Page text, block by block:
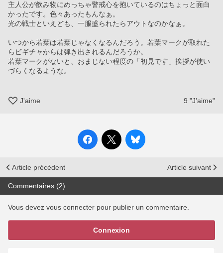
主人公が飲み物にめっちゃ警戒心を抱いているのはちょっと面白
かったです。色々あったもんなぁ。
光の戦士といえども、一服盛られたらアウトなのかなぁ。
いつから若葉は若葉じゃなくなるんだろう。若葉マークが取れた
らビギチャからは弾き出されるんだろうか。
若葉マークがないと、おまじない程度の「初見です」挨拶が使い
づらくなるような。
J'aime 9 "J'aime"
Article précédent Article suivant
Commentaires (2)
Vous devez vous connecter pour publier un commentaire.
Connexion